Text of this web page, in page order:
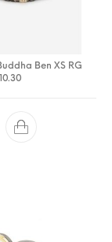
Ben XS RG
prijs was: